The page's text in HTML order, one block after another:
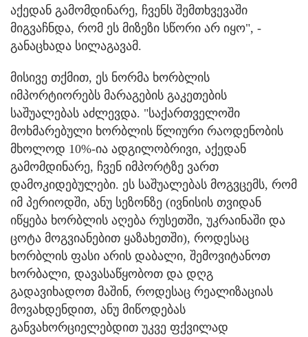
აქედან გამომდინარე, ჩვენს შემთხვევაში
მიგვაჩნდა, რომ ეს მიზეზი სწორი არ იყო", -
განაცხადა სილაგავამ.
მისივე თქმით, ეს ნორმა ხორბლის
იმპორტიორებს მარაგების გაკეთების
საშუალებას აძლევდა. "საქართველოში
მოხმარებული ხორბლის წლიური რაოდენობის
მხოლოდ 10%-ია ადგილობრივი, აქედან
გამომდინარე, ჩვენ იმპორტზე ვართ
დამოკიდებულები. ეს საშუალებას მოგვცემს, რომ
იმ პერიოდში, ანუ სეზონზე (ივნისის თვიდან
იწყება ხორბლის აღება რუსეთში, უკრაინაში და
ცოტა მოგვიანებით ყაზახეთში), როდესაც
ხორბლის ფასი არის დაბალი, შემოვიტანოთ
ხორბალი, დავასაწყობოთ და დღგ
გადავიხადოთ მაშინ, როდესაც რეალიზაციას
მოვახდენდით, ანუ მიწოდებას
განვახორციელებდით უკვე ფქვილად